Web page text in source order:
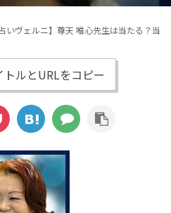
占いヴェルニ】尊天 唯心先生は当たる？当
トルとURLをコピー